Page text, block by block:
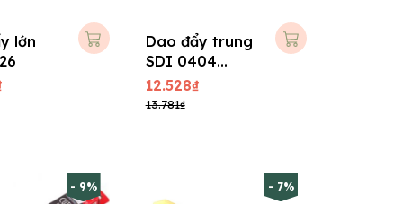
lớn
Dao đẩy trung
SDI 0404
(thêm 2 lưỡi)
12.528₫
13.781₫
- 9% - 7%